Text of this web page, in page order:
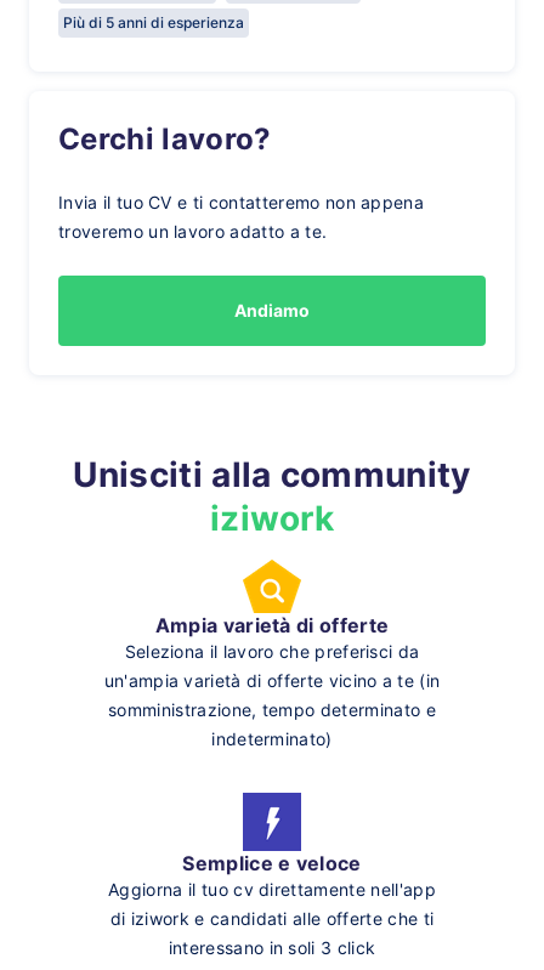
Più di 5 anni di esperienza
Cerchi lavoro?
Invia il tuo CV e ti contatteremo non appena
troveremo un lavoro adatto a te.
Andiamo
Unisciti alla community
iziwork
Ampia varietà di offerte
Seleziona il lavoro che preferisci da
un'ampia varietà di offerte vicino a te (in
somministrazione, tempo determinato e
indeterminato)
Semplice e veloce
Aggiorna il tuo cv direttamente nell'app
di iziwork e candidati alle offerte che ti
interessano in soli 3 click